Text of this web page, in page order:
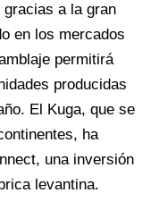
gracias a la gran
en los mercados
permitirá
producidas
El Kuga, que se
ha
una inversión
levantina.